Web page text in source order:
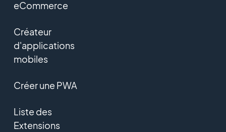
eCommerce
Créateur
d'applications
mobiles
Créer une PWA
Liste des
Extensions